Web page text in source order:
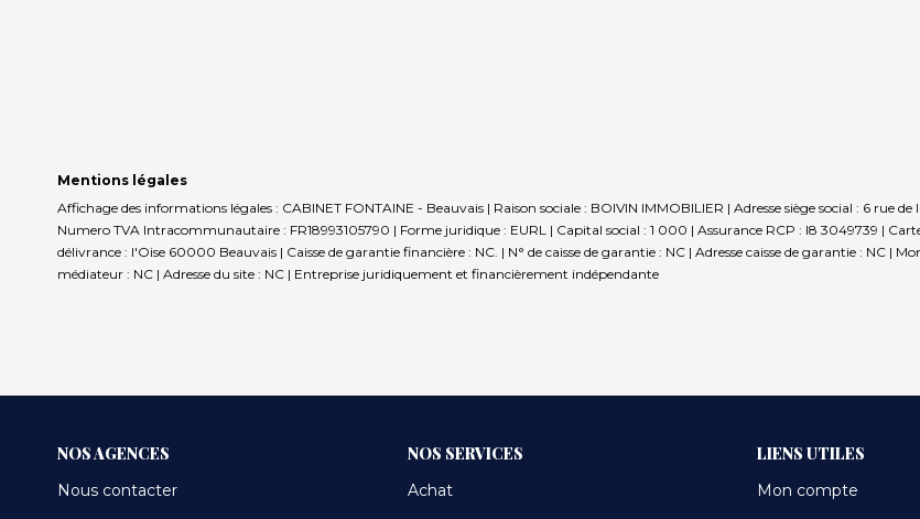
Mentions légales
Affichage des informations légales : CABINET FONTAINE - Beauvais | Raison sociale : BOIVIN IMMOBILIER | Adresse siège social : 6 rue
Numero TVA Intracommunautaire : FR18993105790 | Forme juridique : EURL | Capital social : 1 000 | Assurance RCP : I8 3049739 |
délivrance : l'Oise 60000 Beauvais | Caisse de garantie financière : NC. | N° de caisse de garantie : NC | Adresse caisse de garantie : NC |
médiateur : NC | Adresse du site : NC | Entreprise juridiquement et financièrement indépendante
NOS AGENCES
Nous contacter
NOS SERVICES
Achat
LIENS UTILES
Mon compte